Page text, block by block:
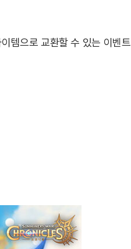
템으로 교환할 수 있는 이벤트